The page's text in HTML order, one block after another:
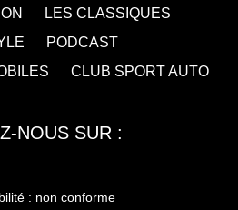
LES CLASSIQUES
PODCAST
CLUB SPORT AUTO
NOUS SUR :
: non conforme